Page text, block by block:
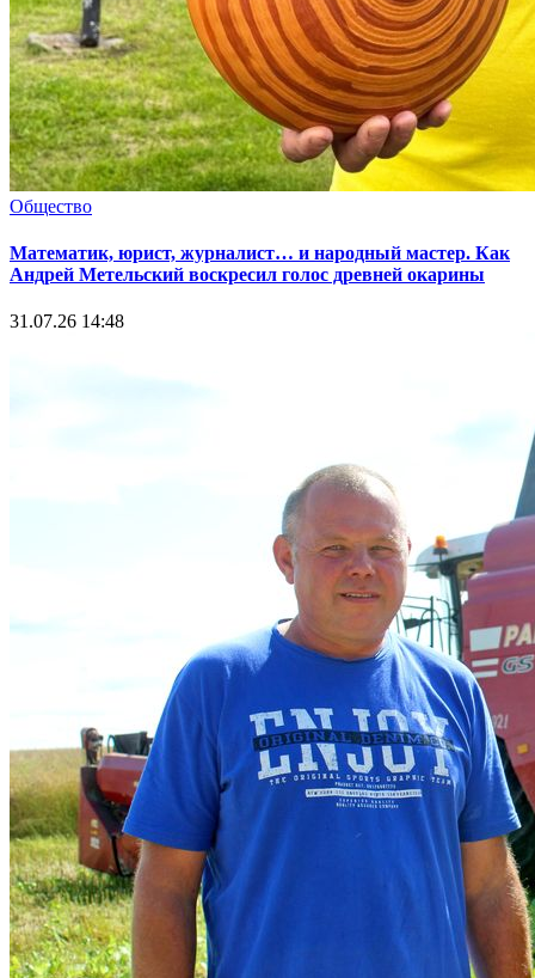
Общество
Математик, юрист, журналист… и народный мастер. Как
Андрей Метельский воскресил голос древней окарины
31.07.26 14:48